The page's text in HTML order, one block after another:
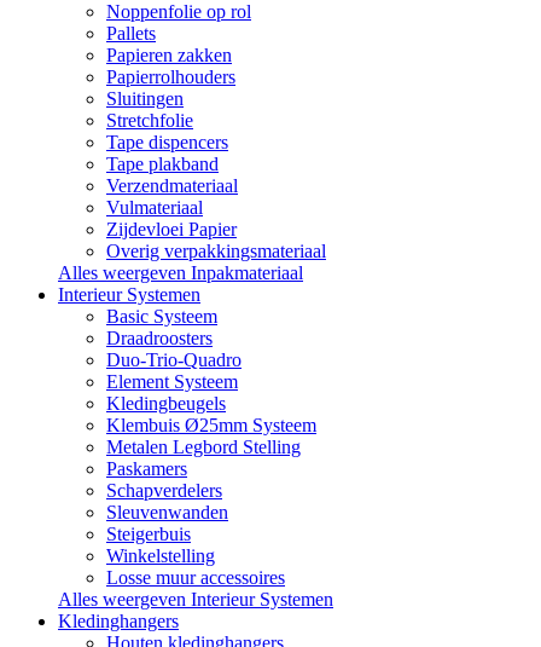
Noppenfolie op rol
Pallets
Papieren zakken
Papierrolhouders
Sluitingen
Stretchfolie
Tape dispencers
Tape plakband
Verzendmateriaal
Vulmateriaal
Zijdevloei Papier
Overig verpakkingsmateriaal
Alles weergeven Inpakmateriaal
Interieur Systemen
Basic Systeem
Draadroosters
Duo-Trio-Quadro
Element Systeem
Kledingbeugels
Klembuis Ø25mm Systeem
Metalen Legbord Stelling
Paskamers
Schapverdelers
Sleuvenwanden
Steigerbuis
Winkelstelling
Losse muur accessoires
Alles weergeven Interieur Systemen
Kledinghangers
Houten kledinghangers